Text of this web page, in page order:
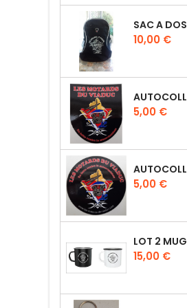
SAC A DOS
Prix
10,00 €
Prix
5,00 €
Prix
5,00 €
Prix
15,00 €